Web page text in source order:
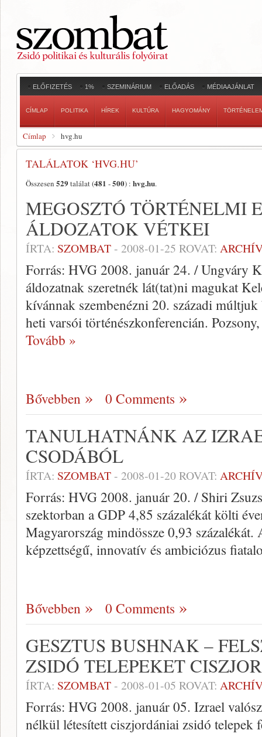
ELŐFIZETÉS 1% SZEMINÁRIUM ELŐADÁS MÉDIAAJÁNLAT
CÍMLAP POLITIKA HÍREK KULTÚRA HAGYOMÁNY
Címlap hvg.hu
TALÁLATOK ‘HVG.HU’
Összesen 529 találat (481 -500) : hvg.hu.
MEGOSZTÓ TÖRTÉNELMI
ÁLDOZATOK VÉTKEI
ÍRTA: SZOMBAT- 2008-01-25 ROVAT:
Forrás: HVG 2008. január 24. / Ungváry
áldozatnak szeretnék lát(tat)ni magukat
kívánnak szembenézni 20. századi
heti varsói történészkonferencián.
Tovább »
Bővebben 0 Comments
TANULHATNÁNK AZ
CSODÁBÓL
ÍRTA: SZOMBAT- 2008-01-20ROVAT:
Forrás: HVG 2008. január 20. / Shiri
szektorban a GDP 4,85 százalékát költi
Magyarország mindössze 0,93
képzettségű, innovatív és ambiciózus
Bővebben 0 Comments
GESZTUS BUSHNAK –
ZSIDÓ TELEPEKET
ÍRTA: SZOMBAT- 2008-01-05 ROVAT:
Forrás: HVG 2008. január 05. Izrael
nélkül létesített ciszjordániai zsidó telepek